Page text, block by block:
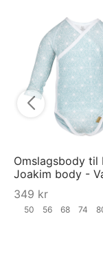
Omslagsbody til
Joakim body -
349 kr
50 56 68 74